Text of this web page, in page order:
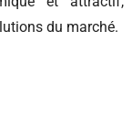
du marché.